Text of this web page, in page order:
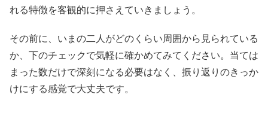
れる特徴を客観的に押さえていきましょう。
その前に、いまの二人がどのくらい周囲から見られている
か、下のチェックで気軽に確かめてみてください。当ては
まった数だけで深刻になる必要はなく、振り返りのきっか
けにする感覚で大丈夫です。